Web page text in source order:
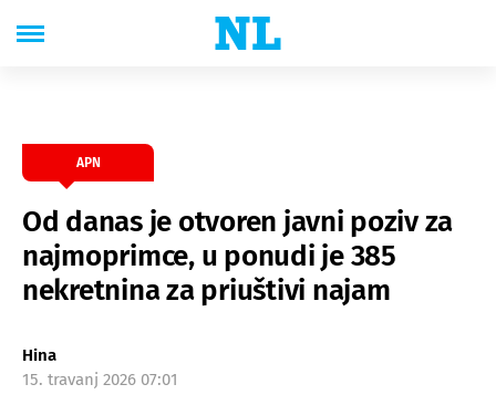
APN
Od danas je otvoren javni poziv za
najmoprimce, u ponudi je 385
nekretnina za priuštivi najam
Hina
15. travanj 2026 07:01